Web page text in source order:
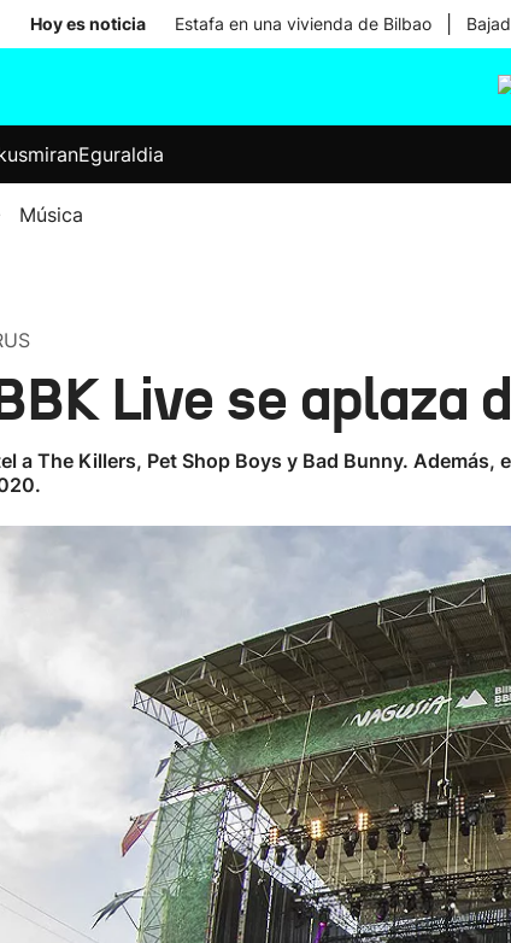
Hoy es noticia Estafa en una vivienda de Bilbao
Eguraldia
Música
Live se aplaza
a The Killers, Pet Shop Boys y Bad Bunny.